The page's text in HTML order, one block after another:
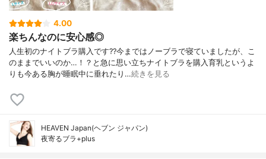
4.00
楽ちんなのに安心感◎
人生初のナイトブラ購入です??今まではノーブラで寝ていましたが、こ
のままでいいのか…！？と急に思い立ちナイトブラを購入育乳というよ
りも今ある胸が睡眠中に垂れたり…続きを見る
HEAVEN Japan(ヘブン ジャパン)
夜寄るブラ+plus